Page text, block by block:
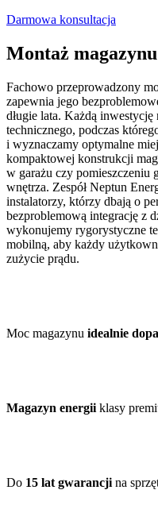
Darmowa konsultacja
Montaż
Fachowo przeprowadzony
zapewnia jego
długie lata. Każdą
technicznego, podczas
i wyznaczamy optymalne
kompaktowej konstrukcji
w garażu czy pomieszczeniu
wnętrza. Zespół Neptun
instalatorzy, którzy dbają o
bezproblemową integrację z
wykonujemy rygorystyczne
mobilną, aby każdy
zużycie prądu.
Moc magazynu idealnie
Magazyn energii klasy
Do 15 lat gwarancji na